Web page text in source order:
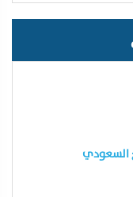
السعودي